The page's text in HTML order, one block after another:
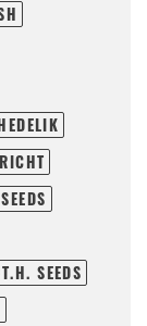
T.H. SEEDS